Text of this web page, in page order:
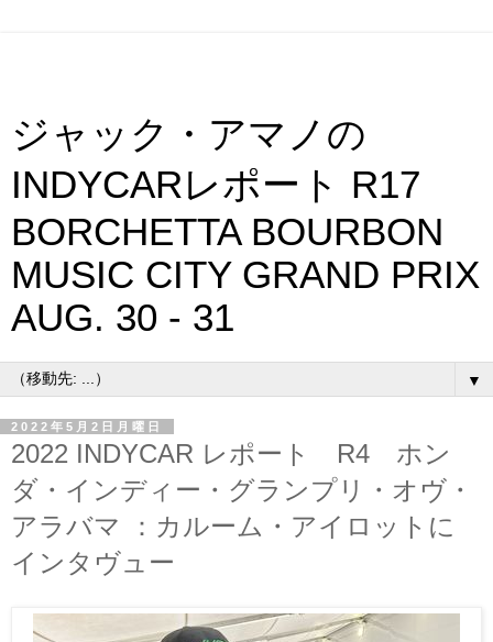
ジャック・アマノの
INDYCARレポート R17
BORCHETTA BOURBON
MUSIC CITY GRAND PRIX
AUG. 30 - 31
▼
2022年5月2日月曜日
2022 INDYCAR レポート R4 ホン
ダ・インディー・グランプリ・オヴ・
アラバマ ：カルーム・アイロットに
インタヴュー